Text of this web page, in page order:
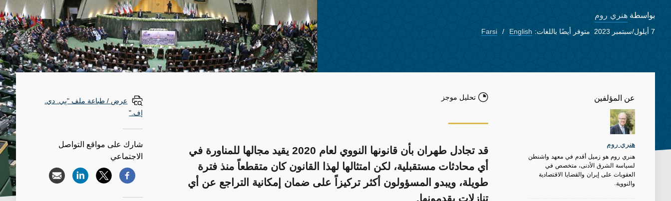
بواسطة هنري روم
7 أيلول/سبتمبر 2023 متوفر أيضًا باللغات: English
Farsi
عن المؤلفين
هنري روم
هنري روم هو زميل أقدم في معهد واشنطن
لسياسة الشرق الأدنى، متخصص في
العقوبات على إيران والقضايا الاقتصادية
والنووية.
تحليل موجز
قد تجادل طهران بأن قانونها النووي لعام 2020 يقيد مجالها للمناورة في
أي محادثات مستقبلية، لكن امتثالها لهذا القانون كان متقطعاً منذ فترة
طويلة، ويبدو المسؤولون أكثر تركيزاً على ضمان إمكانية التراجع عن أي
تنازلات يقدمونها.
عرض / طباعة ملف "پي. دي.
إف."
شارك على مواقع التواصل
الاجتماعي